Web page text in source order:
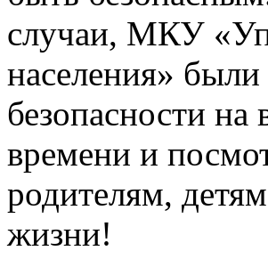
случаи, МКУ
населения»
безопасности
времени и
родителям,
жизни!